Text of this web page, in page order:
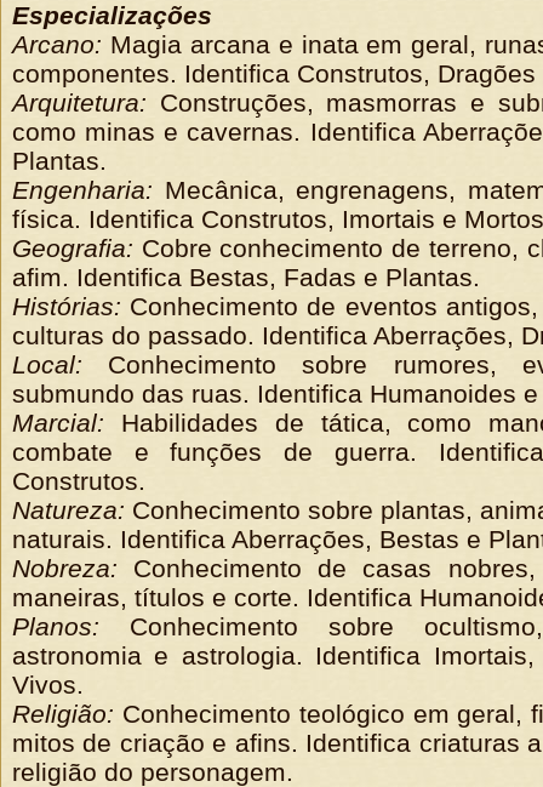
Especializações
Arcano: Magia arcana e inata em geral,
componentes. Identifica Construtos,
Arquitetura: Construções, masmorras e
como minas e cavernas. Identifica
Plantas.
Engenharia: Mecânica, engrenagens,
física. Identifica Construtos, Imortais e
Geografia: Cobre conhecimento de terreno,
afim. Identifica Bestas, Fadas e Plantas.
Histórias: Conhecimento de eventos
culturas do passado. Identifica Aberrações,
Local: Conhecimento sobre rumores,
submundo das ruas. Identifica Humanoides
Marcial: Habilidades de tática, como
combate e funções de guerra.
Construtos.
Natureza: Conhecimento sobre plantas,
naturais. Identifica Aberrações, Bestas e
Nobreza: Conhecimento de casas
maneiras, títulos e corte. Identifica
Planos: Conhecimento sobre
astronomia e astrologia. Identifica
Vivos.
Religião: Conhecimento teológico em geral,
mitos de criação e afins. Identifica criaturas
religião do personagem.